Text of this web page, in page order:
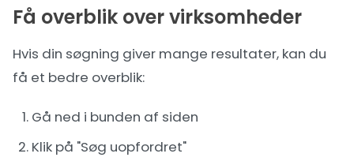
Få overblik over virksomheder
Hvis din søgning giver mange resultater, kan du
få et bedre overblik:
Gå ned i bunden af siden
Klik på "Søg uopfordret"